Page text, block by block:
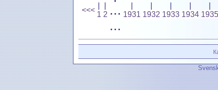
<<<
1 2 ...
...
1931 1932 1933 1934 1935